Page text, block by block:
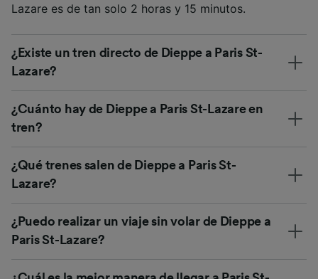
Lazare es de tan solo 2 horas y 15 minutos.
¿Existe un tren directo de Dieppe a Paris St-
Lazare?
¿Cuánto hay de Dieppe a Paris St-Lazare en
tren?
¿Qué trenes salen de Dieppe a Paris St-
Lazare?
¿Puedo realizar un viaje sin volar de Dieppe a
Paris St-Lazare?